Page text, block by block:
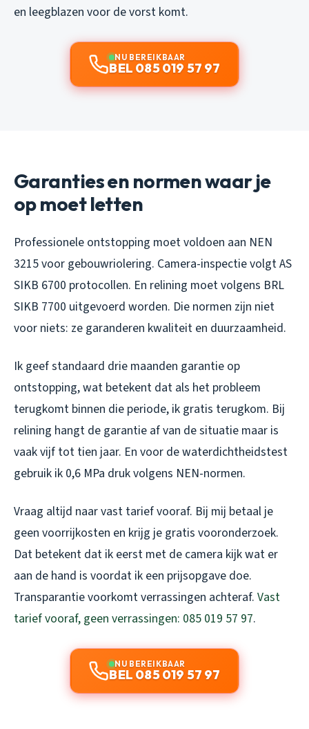
en leegblazen voor de vorst komt.
NU BEREIKBAAR
BEL 085 019 57 97
Garanties en normen waar je
op moet letten
Professionele ontstopping moet voldoen aan NEN
3215 voor gebouwriolering. Camera-inspectie volgt AS
SIKB 6700 protocollen. En relining moet volgens BRL
SIKB 7700 uitgevoerd worden. Die normen zijn niet
voor niets: ze garanderen kwaliteit en duurzaamheid.
Ik geef standaard drie maanden garantie op
ontstopping, wat betekent dat als het probleem
terugkomt binnen die periode, ik gratis terugkom. Bij
relining hangt de garantie af van de situatie maar is
vaak vijf tot tien jaar. En voor de waterdichtheidstest
gebruik ik 0,6 MPa druk volgens NEN-normen.
Vraag altijd naar vast tarief vooraf. Bij mij betaal je
geen voorrijkosten en krijg je gratis vooronderzoek.
Dat betekent dat ik eerst met de camera kijk wat er
aan de hand is voordat ik een prijsopgave doe.
Transparantie voorkomt verrassingen achteraf. Vast
tarief vooraf, geen verrassingen: 085 019 57 97.
NU BEREIKBAAR
BEL 085 019 57 97